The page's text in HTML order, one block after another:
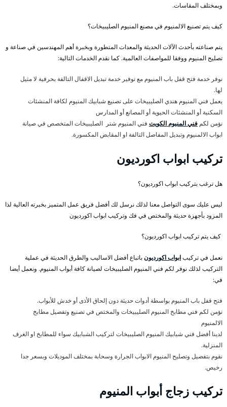
وبمختلف المقاسات.
كيف يتم تصنيع الالمنيوم في مصنع المنيوم الصليبيخات؟
يتم صناعته بأحدث الآلات الحديثة والمعدات المتطورة وبخبرة أهم المهندسين في صناعة و
تصليح المنيوم ووفقا للمواصفات العالمية. كما نقدم الخدمات التالية:
نوفر خدمة فتح قفل باب المنيوم مع توفير خدمة تبديل الاقفال التالفة بحرفية لا مثيل
لها.
يعمل فني المنيوم هندي الصليبيخات على تصنيع شبابيك المنيوم لكافة المنشئات
السكنية أو المنشئات الحيوية أو المصانع أو المدارس
نؤمن لكم فني المنيوم الكويت فني المنيوم شتر الصليبيخات المتخصص في صيانة
ابواب الالمنيوم وتبديل المفاصل التالفة او المقابض المكسورة.
تركيب ابواب اكورديون
هل ترغب بتركيب ابواب اكورديون؟
ليس عليك سوى التواصل معنا لذلك نرسل لك أفضل فريق عمل المتميز بخبرته العالية لذا
المزود بأجهزة حديثة والمختص في فك وتركيب ابواب اكورديون
كيف يتم تركيب ابواب اكورديون؟
نعمل في تركيبابواب اكورديونباتباع أفضل الاساليب والطرق الحديثة في عملية
التركيب لذلك نوفر لكم فني المنيوم الصليبيخات لصيانة كافة أبواب المنيوم. ونعمل أيضا
في:
فتح قفل باب المنيوم بواسطة أدوات حديثة دون إلحاق الأذى أو خدش للأبواب.
نؤمن لكم فني مطابخ المنيوم الصليبيخات والمختص في تصنيع وتفصيل مطابخ
الالمنيوم
لدينا أفضل فني شبابيك المنيوم الصليبيخات لتركيب الشبابيك سواء للمطابخ او الغرف
المنزلية.
نقوم بتفصيل وتصليح المنيوم الابواب الجرارة وسحابة بمختلف الموديلات وبسعر جدا
رخيص.
تركيب زجاج أبواب المنيوم